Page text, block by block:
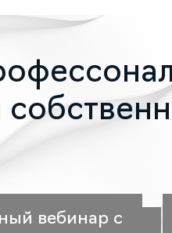
вебинар с